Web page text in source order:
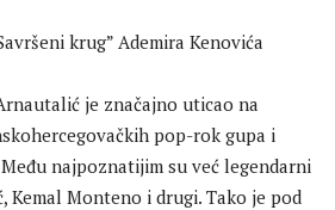
krug” Ademira Kenovića
je značajno uticao na
pop-rok gupa i
najpoznatijim su već legendarni
Kemal Monteno i drugi. Tako je pod